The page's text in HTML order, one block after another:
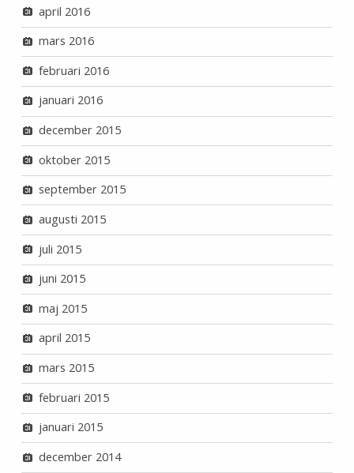
april 2016
mars 2016
februari 2016
januari 2016
december 2015
oktober 2015
september 2015
augusti 2015
juli 2015
juni 2015
maj 2015
april 2015
mars 2015
februari 2015
januari 2015
december 2014